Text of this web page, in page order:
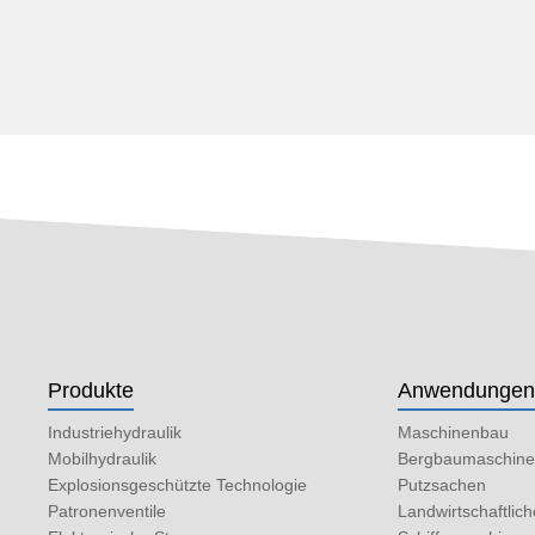
Produkte
Industriehydraulik
Mobilhydraulik
Explosionsgeschützte Technologie
Patronenventile
Anwendungen
Maschinenbau
Putzsachen